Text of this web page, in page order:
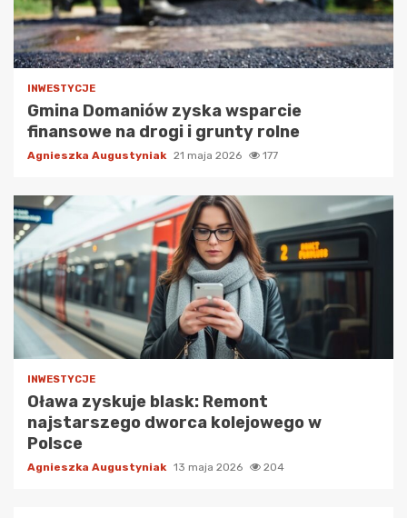
INWESTYCJE
Gmina Domaniów zyska wsparcie
finansowe na drogi i grunty rolne
Agnieszka Augustyniak 21 maja 2026 177
INWESTYCJE
Oława zyskuje blask: Remont
najstarszego dworca kolejowego w
Polsce
Agnieszka Augustyniak 13 maja 2026 204